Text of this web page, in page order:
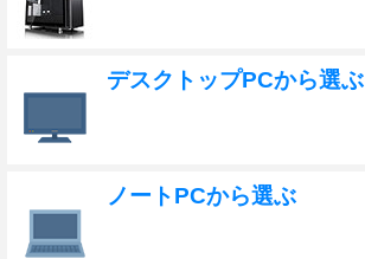
デスクトップPCから選ぶ
ノートPCから選ぶ